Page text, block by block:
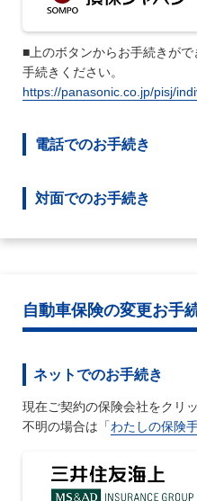
■上のボタンからお手続きが
手続きください。
https://panasonic.co.jp/pisj/
電話でのお手続き
対面でのお手続き
自動車保険の変更お手
ネットでのお手続き
現在ご契約の保険会社をクリ
不明の場合は「わたしの保険